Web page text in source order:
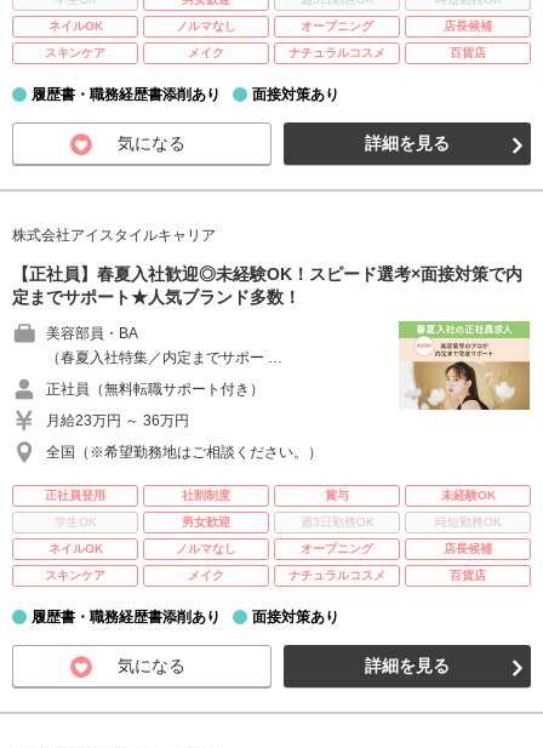
ネイルOK
ノルマなし オープニング
店長候補
スキンケア
メイク ナチュラルコスメ 百貨店
履歴書・職務経歴書添削あり 面接対策あり
気になる 詳細を見る
株式会社アイスタイルキャリア
【正社員】春夏入社歓迎◎未経験OK！スピード選考×面接対策で内
定までサポート★人気ブランド多数！
美容部員・BA
（春夏入社特集／内定までサポー …
正社員（無料転職サポート付き）
月給23万円 ～ 36万円
全国（※希望勤務地はご相談ください。）
正社員登用 社割制度 賞与
未経験OK
学生OK
男女歓迎 週3日勤務OK
時短勤務OK
ネイルOK
ノルマなし オープニング
店長候補
スキンケア
メイク ナチュラルコスメ 百貨店
履歴書・職務経歴書添削あり 面接対策あり
気になる 詳細を見る